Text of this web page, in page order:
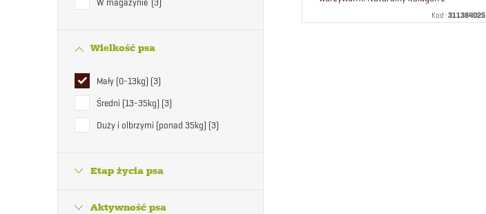
Wielkość psa
Mały (0-13kg) 3
Średni (13-35kg) 3
Duży i olbrzymi (ponad 35kg) 3
Etap życia psa
Aktywność psa
chrząstki zapewnia zdrowie stawów i
Kod :311384025